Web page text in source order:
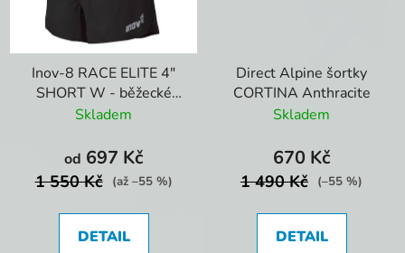
Inov-8 RACE ELITE 4"
SHORT W - běžecké
šortky
Skladem
od 697 Kč
1 550 Kč (až –55 %)
DETAIL
Direct Alpine šortky
CORTINA Anthracite
Skladem
670 Kč
1 490 Kč (–55 %)
DETAIL